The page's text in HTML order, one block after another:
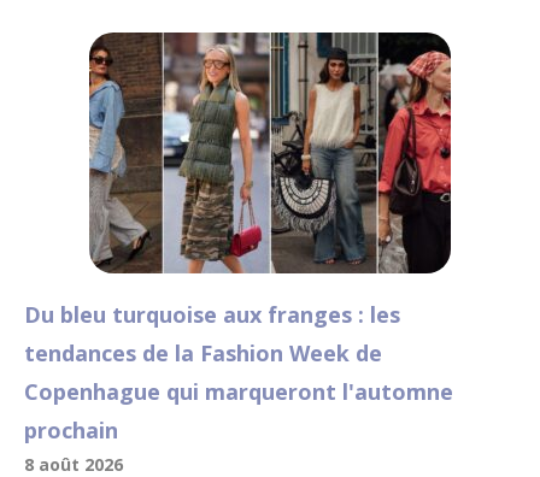
Du bleu turquoise aux franges : les
tendances de la Fashion Week de
Copenhague qui marqueront l'automne
prochain
8 août 2026